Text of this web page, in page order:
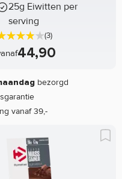
25g Eiwitten per
serving
(3)
44,90
bezorgd
vanaf 39,-